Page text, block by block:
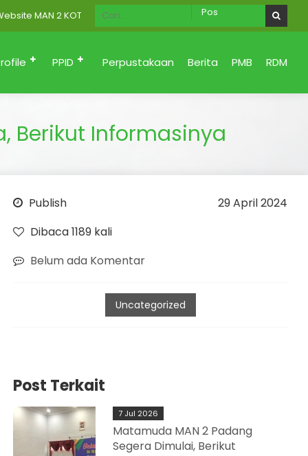
2 KOTA PADANG Menuju Zona Integritas (Bersih dari korupsi,
PPID Perpustakaan Berita PMB RDM
Berikut Informasinya
Publish
29 April 2024
Dibaca 1189 kali
Belum ada Komentar
Uncategorized
Post Terkait
7 Jul 2026
Matamuda MAN 2 Padang
Segera Dimulai, Berikut